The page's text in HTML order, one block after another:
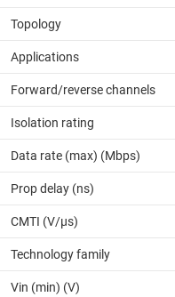
Topology
Applications
Forward/reverse channels
Isolation rating
Data rate (max) (Mbps)
Prop delay (ns)
CMTI (V/µs)
Technology family
Vin (min) (V)